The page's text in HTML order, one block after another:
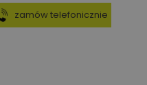
zamów telefonicznie